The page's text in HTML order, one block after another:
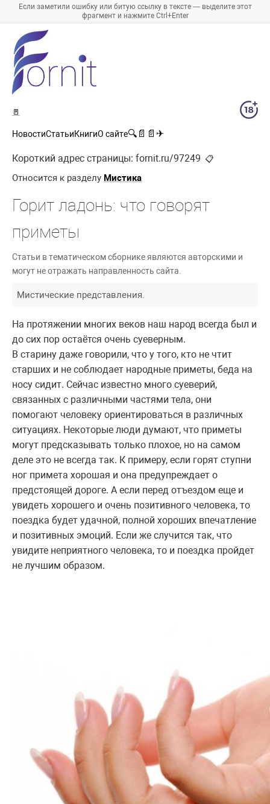
Если заметили ошибку или битую ссылку в тексте — выделите этот
фрагмент и нажмите Ctrl+Enter
🚪
НовостиСтатьиКнигиО сайте🔍 📄 📄 ✈
Короткий адрес страницы: fornit.ru/97249 📋
Относится к разделу Мистика
Горит ладонь: что говорят
приметы
Статьи в тематическом сборнике являются авторскими и
могут не отражать направленность сайта.
Мистические представления.
На протяжении многих веков наш народ всегда был и
до сих пор остаётся очень суеверным.
В старину даже говорили, что у того, кто не чтит
старших и не соблюдает народные приметы, беда на
носу сидит. Сейчас известно много суеверий,
связанных с различными частями тела, они
помогают человеку ориентироваться в различных
ситуациях. Некоторые люди думают, что приметы
могут предсказывать только плохое, но на самом
деле это не всегда так. К примеру, если горят ступни
ног примета хорошая и она предупреждает о
предстоящей дороге. А если перед отъездом еще и
увидеть хорошего и очень позитивного человека, то
поездка будет удачной, полной хороших впечатление
и позитивных эмоций. Если же случится так, что
увидите неприятного человека, то и поездка пройдет
не лучшим образом.